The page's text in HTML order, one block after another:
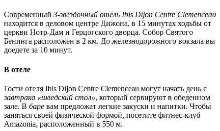
Современный 3-звездочный отель Ibis Dijon Centre Clemenceau
находится в деловом центре Дижона, в 15 минутах ходьбы от
церкви Нотр-Дам и Герцогского дворца. Собор Святого
Бенинга расположен в 2 км. До железнодорожного вокзала вы
доедете за 10 минут.
В отеле
Гости отеля Ibis Dijon Centre Clemenceau могут начать день с
завтрака «шведский стол», который сервируют в обеденном
зале. В баре вам предложат легкие закуски и напитки. Чтобы
заняться своей физической формой, посетите фитнес-клуб
Amazonia, расположенный в 550 м.